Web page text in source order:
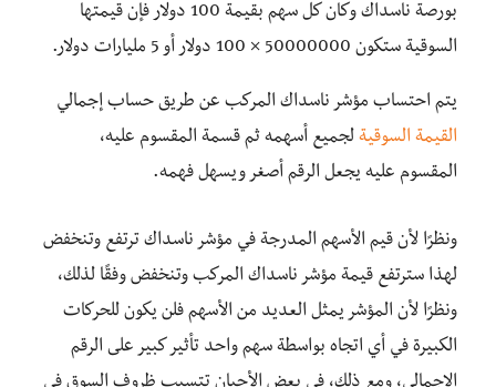
بورصة ناسداك وكان كل سهم بقيمة 100 دولار فإن قيمتها
السوقية ستكون 50000000 × 100 دولار أو 5 مليارات دولار.
يتم احتساب مؤشر ناسداك المركب عن طريق حساب إجمالي
القيمة السوقية لجميع أسهمه ثم قسمة المقسوم عليه،
المقسوم عليه يجعل الرقم أصغر ويسهل فهمه.
ونظرًا لأن قيم الأسهم المدرجة في مؤشر ناسداك ترتفع وتنخفض
لهذا سترتفع قيمة مؤشر ناسداك المركب وتنخفض وفقًا لذلك،
ونظرًا لأن المؤشر يمثل العديد من الأسهم فلن يكون للحركات
الكبيرة في أي اتجاه بواسطة سهم واحد تأثير كبير على الرقم